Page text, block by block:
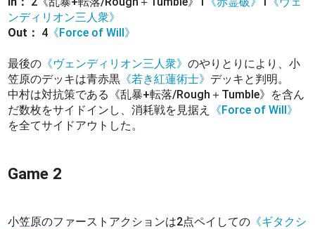
ンディリオン三人衆》
Out： 4 《Force of Will》
最後の 《ヴェンディリオン三人衆》のやりとりにより、小
笠原のデッキは青赤黒 《若き紅蓮術士》 デッキと判明。
中村は対抗策である《乱暴+転落/Rough＋Tumble》を含ん
だ数枚をサイドインし、消耗戦を見据え
《Force of Will》
を全てサイドアウトした。
Game 2
小笠原のファーストアクションは2点ペイしての 《ギタクシ